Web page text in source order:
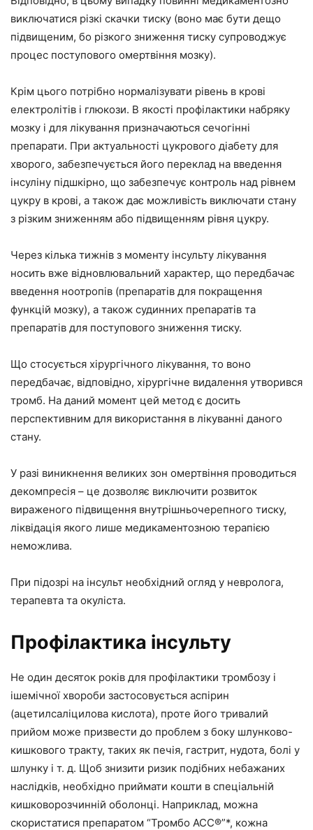
виключатися різкі скачки тиску (воно має бути дещо
підвищеним, бо різкого зниження тиску супроводжує
процес поступового омертвіння мозку).
Крім цього потрібно нормалізувати рівень в крові
електролітів і глюкози. В якості профілактики набряку
мозку і для лікування призначаються сечогінні
препарати. При актуальності цукрового діабету для
хворого, забезпечується його переклад на введення
інсуліну підшкірно, що забезпечує контроль над рівнем
цукру в крові, а також дає можливість виключати стану
з різким зниженням або підвищенням рівня цукру.
Через кілька тижнів з моменту інсульту лікування
носить вже відновлювальний характер, що передбачає
введення ноотропів (препаратів для покращення
функцій мозку), а також судинних препаратів та
препаратів для поступового зниження тиску.
Що стосується хірургічного лікування, то воно
передбачає, відповідно, хірургічне видалення утворився
тромб. На даний момент цей метод є досить
перспективним для використання в лікуванні даного
стану.
У разі виникнення великих зон омертвіння проводиться
декомпресія – це дозволяє виключити розвиток
вираженого підвищення внутрішньочерепного тиску,
ліквідація якого лише медикаментозною терапією
неможлива.
При підозрі на інсульт необхідний огляд у невролога,
терапевта та окуліста.
Профілактика інсульту
Не один десяток років для профілактики тромбозу і
ішемічної хвороби застосовується аспірин
(ацетилсаліцилова кислота), проте його тривалий
прийом може призвести до проблем з боку шлунково-
кишкового тракту, таких як печія, гастрит, нудота, болі у
шлунку і т. д. Щоб знизити ризик подібних небажаних
наслідків, необхідно приймати кошти в спеціальній
кишковорозчинній оболонці. Наприклад, можна
скористатися препаратом “Тромбо АСС®”*, кожна